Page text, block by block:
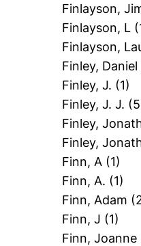
Finlayson,
Finlayson, L
Finlayson,
Finley, Daniel
Finley, J. (1)
Finley, J. J.
Finley,
Finley,
Finn, A (1)
Finn, A. (1)
Finn, Adam
Finn, J (1)
Finn, Joanne